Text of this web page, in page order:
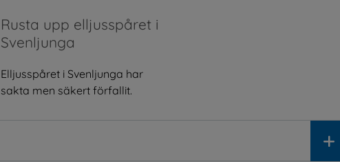
Rusta upp elljusspåret i
Svenljunga
Elljusspåret i Svenljunga har
sakta men säkert förfallit.